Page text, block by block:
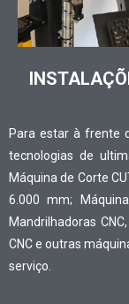
Para estar à frente
tecnologias de
Máquina de Corte
6.000 mm;
Mandrilhadoras
CNC e outras
serviço.